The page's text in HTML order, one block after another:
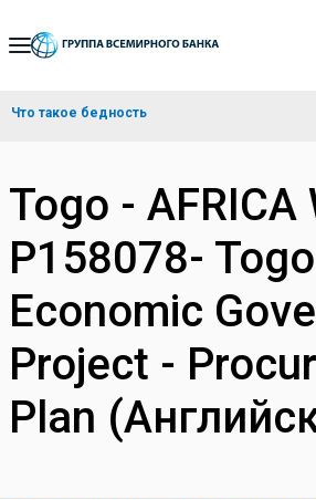
Skip
Navigation
Что такое бедность
Togo - AFRICA
P158078- Togo
Economic
Project -
Plan